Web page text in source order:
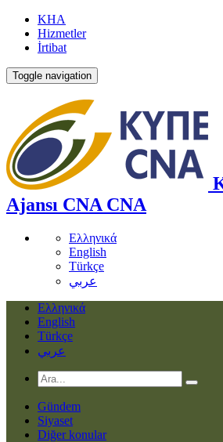
KHA
Hizmetler
İrtibat
Toggle navigation
Ajansı CNA CNA
Ελληνικά
English
Türkçe
عربي
Ελληνικά
English
Türkçe
عربي
Gündem
Siyaset
Diğer konular